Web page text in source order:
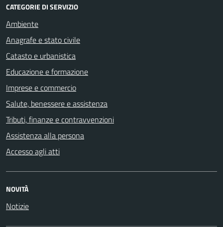
CATEGORIE DI SERVIZIO
Ambiente
Anagrafe e stato civile
Catasto e urbanistica
Educazione e formazione
Imprese e commercio
Salute, benessere e assistenza
Tributi, finanze e contravvenzioni
Assistenza alla persona
Accesso agli atti
NOVITÀ
Notizie